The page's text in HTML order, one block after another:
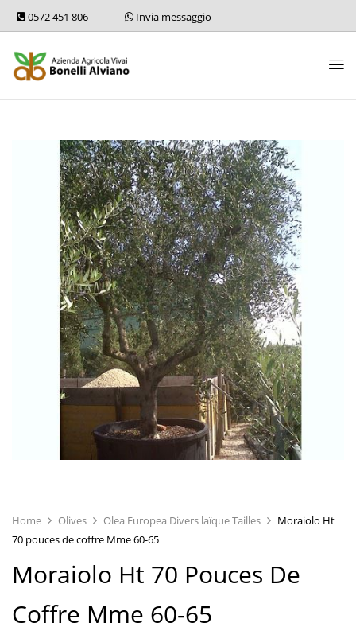
0572 451 806 Invia messaggio
Home Olives Olea Europea Divers laïque Tailles
Moraiolo Ht
70 pouces de coffre Mme 60-65
Moraiolo Ht 70 Pouces De
Coffre Mme 60-65